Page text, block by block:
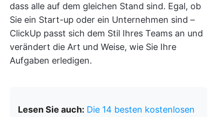
dass alle auf dem gleichen Stand sind. Egal, ob
Sie ein Start-up oder ein Unternehmen sind –
ClickUp passt sich dem Stil Ihres Teams an und
verändert die Art und Weise, wie Sie Ihre
Aufgaben erledigen.
Lesen Sie auch: Die 14 besten kostenlosen